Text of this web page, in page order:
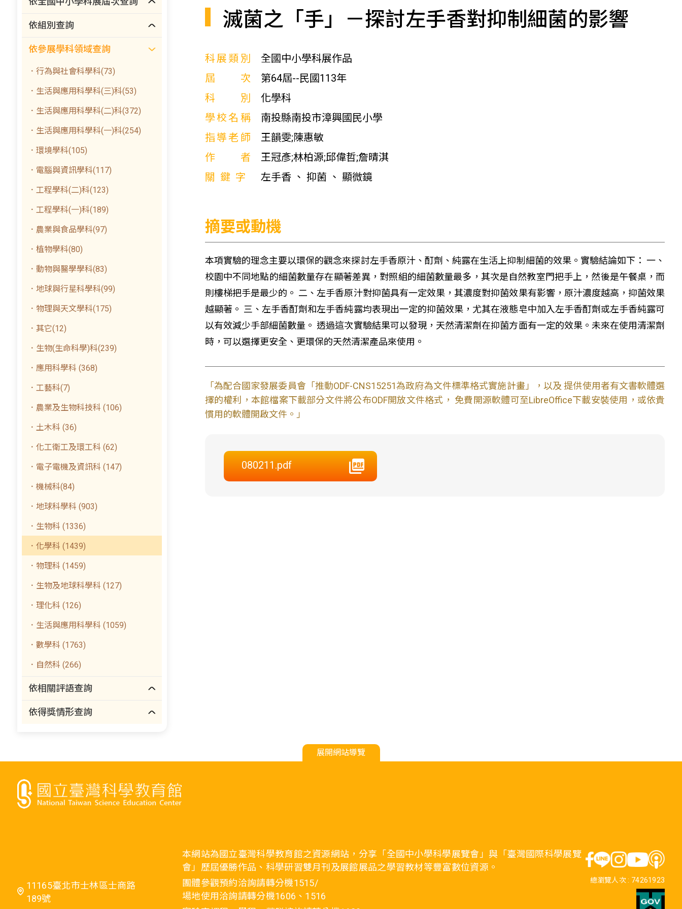
依組別查詢
依參展學科領域查詢
．行為與社會科學科(73)
．生活與應用科學科(三)科(53)
．生活與應用科學科(二)科(372)
．生活與應用科學科(一)科(254)
．環境學科(105)
．電腦與資訊學科(117)
．工程學科(二)科(123)
．工程學科(一)科(189)
．農業與食品學科(97)
．植物學科(80)
．動物與醫學學科(83)
．地球與行星科學科(99)
．物理與天文學科(175)
．其它(12)
．生物(生命科學)科(239)
．應用科學科 (368)
．工藝科(7)
．農業及生物科技科 (106)
．土木科 (36)
．化工衛工及環工科 (62)
．電子電機及資訊科 (147)
．機械科(84)
．地球科學科 (903)
．生物科 (1336)
．化學科 (1439)
．物理科 (1459)
．生物及地球科學科 (127)
．理化科 (126)
．生活與應用科學科 (1059)
．數學科 (1763)
．自然科 (266)
依相關評語查詢
依得獎情形查詢
滅菌之「手」－探討左手香對抑制細菌的影響
科展類別
全國中小學科展作品
屆次
第64屆--民國113年
科別
化學科
學校名稱
南投縣南投市漳興國民小學
指導老師
王韻雯;陳惠敏
作者
王冠彥;林柏源;邱偉哲;詹晴淇
關鍵字
左手香 、 抑菌 、 顯微鏡
摘要或動機
本項實驗的理念主要以環保的觀念來探討左手香原汁、酊劑、純露在生活上抑制細菌的效果。實驗結論如下： 一、
校園中不同地點的細菌數量存在顯著差異，對照組的細菌數量最多，其次是自然教室門把手上，然後是午餐桌，而
則樓梯把手是最少的。 二、左手香原汁對抑菌具有一定效果，其濃度對抑菌效果有影響，原汁濃度越高，抑菌效果
越顯著。 三、左手香酊劑和左手香純露均表現出一定的抑菌效果，尤其在液態皂中加入左手香酊劑或左手香純露可
以有效減少手部細菌數量。 透過這次實驗結果可以發現，天然清潔劑在抑菌方面有一定的效果。未來在使用清潔劑
時，可以選擇更安全、更環保的天然清潔產品來使用。
「為配合國家發展委員會「推動ODF-CNS15251為政府為文件標準格式實施計畫」，以及 提供使用者有文書軟體選
擇的權利，本館檔案下載部分文件將公布ODF開放文件格式， 免費開源軟體可至LibreOffice下載安裝使用，或依貴
慣用的軟體開啟文件。」
080211.pdf
展開網站導覽
11165臺北市士林區士商路
189號
本網站為國立臺灣科學教育館之資源網站，分享「全國中小學科學展覽會」與「臺灣國際科學展覽
會」歷屆優勝作品、科學研習雙月刊及展館展品之學習教材等豐富數位資源。
團體參觀預約洽詢請轉分機1515/
場地使用洽詢請轉分機1606、1516
總瀏覽人次 : 74261923